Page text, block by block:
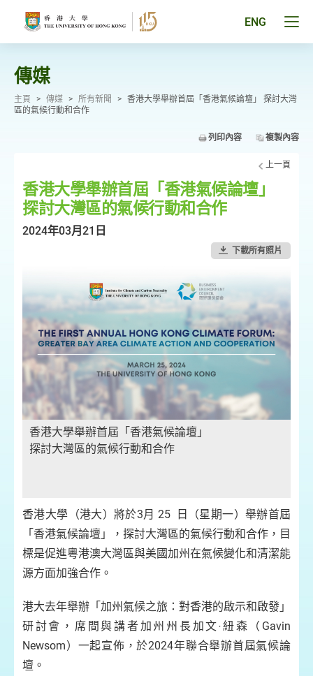
ENG
傳媒
主頁 > 傳媒 > 所有新聞 > 香港大學舉辦首屆「香港氣候論壇」 探討大灣
區的氣候行動和合作
列印內容 複製內容
上一頁
香港大學舉辦首屆「香港氣候論壇」
探討大灣區的氣候行動和合作
2024年03月21日
下載所有照片
香港大學舉辦首屆「香港氣候論壇」
探討大灣區的氣候行動和合作
香港大學（港大）將於3月 25 日（星期一）舉辦首屆
「香港氣候論壇」，探討大灣區的氣候行動和合作，目
標是促進粵港澳大灣區與美國加州在氣候變化和清潔能
源方面加強合作。
港大去年舉辦「加州氣候之旅：對香港的啟示和啟發」
研討會，席間與講者加州州長加文‧紐森（Gavin
Newsom）一起宣佈，於2024年聯合舉辦首屆氣候論
壇。